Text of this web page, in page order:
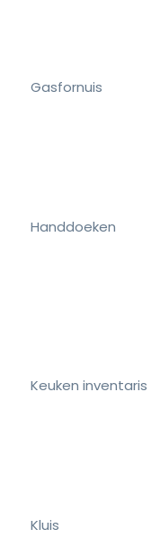
Gasfornuis
Handdoeken
Keuken inventaris
Kluis